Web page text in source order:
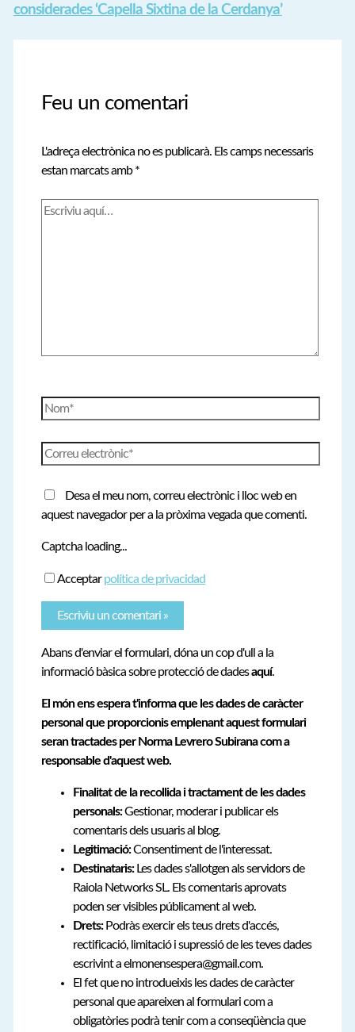
considerades ‘Capella Sixtina de la Cerdanya’
Feu un comentari
L'adreça electrònica no es publicarà. Els camps necessaris
estan marcats amb*
Escriviu
Nom*
Correu
electrònic*
Desa el meu nom, correu electrònic i lloc web en
aquest navegador per a la pròxima vegada que comenti.
Captcha loading...
Acceptarpolítica de privacidad
Abans d'enviar el formulari, dóna un cop d'ull a la
informació bàsica sobre protecció de dadesaquí.
El món ens espera t'informa que les dades de caràcter
personal que proporcionis emplenant aquest formulari
seran tractades per Norma Levrero Subirana com a
responsable d'aquest web.
Finalitat de la recollida i tractament de les dades
personals:Gestionar, moderar i publicar els
comentaris dels usuaris al blog.
Legitimació:Consentiment de l'interessat.
Destinataris:Les dades s'allotgen als servidors de
Raiola Networks SL. Els comentaris aprovats
poden ser visibles públicament al web.
Drets:Podràs exercir els teus drets d'accés,
rectificació, limitació i supressió de les teves dades
escrivint a elmonensespera@gmail.com.
El fet que no introdueixis les dades de caràcter
personal que apareixen al formulari com a
obligatòries podrà tenir com a conseqüència que